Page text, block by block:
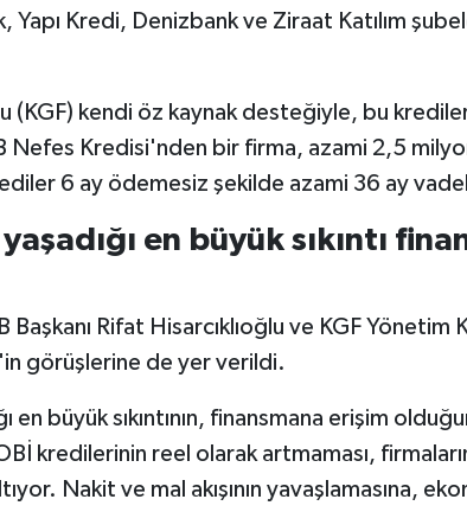
Yapı Kredi, Denizbank ve Ziraat Katılım
(KGF) kendi öz kaynak desteğiyle, bu
Nefes Kredisi'nden bir firma, azami 2,5
6 ay ödemesiz şekilde azami 36 ay
en büyük sıkıntı
Başkanı Rifat Hisarcıklıoğlu ve KGF Yönetim
görüşlerine de yer verildi.
en büyük sıkıntının, finansmana erişim
kredilerinin reel olarak artmaması,
Nakit ve mal akışının yavaşlamasına,